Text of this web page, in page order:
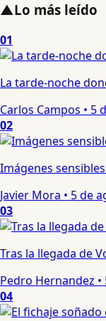
▲Lo más leído
01
La tarde-noche
Carlos Campos • 5
02
Imágenes
Javier Mora • 5 de
03
Tras la llegada de
Pedro Hernandez •
04